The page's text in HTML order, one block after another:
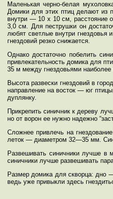
Маленькая черно-белая
Домики для этих птиц делают из
внутри — 10 х 10 см, расстояние
3,0 см. Для пеструшки он
любят светлые внутри гнездовья
гнездовий резко снижается.
Однако достаточно побелить
привлекательность домика для
35 м между гнездовьями наиболее
Высота развески гнездовий в
направление на восток — юг
дуплянку.
Прикрепить синичник к дереву
но от ворон ее нужно надежно
Сложнее привлечь на
леток — диаметром 32—35 мм.
Развешивать синичники лучше в
синичники лучше развешивать
Размер домика для скворца: дно
ведь уже привыкли здесь